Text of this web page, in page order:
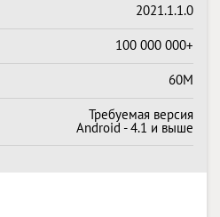
2021.1.1.0
100 000 000+
60M
Требуемая версия
Android - 4.1 и выше